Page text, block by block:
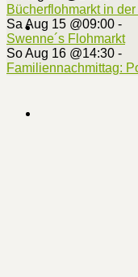
Bücherflohmarkt in
Sa Aug 15 @09:00 -
Swenne´s Flohmarkt
So Aug 16 @14:30 -
Familiennachmittag: